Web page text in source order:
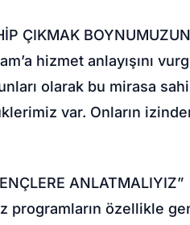
ÇIKMAK
hizmet anlayışını
olarak bu mirasa
var. Onların
ANLATMALIYIZ”
programların özellikle